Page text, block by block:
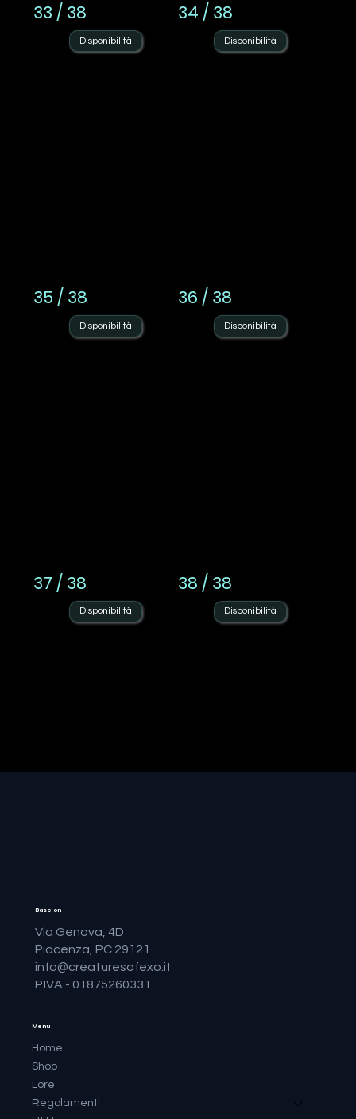
33 / 38
Disponibilità
34 / 38
Disponibilità
35 / 38
Disponibilità
36 / 38
Disponibilità
37 / 38
Disponibilità
38 / 38
Disponibilità
Via Genova, 4D
Piacenza, PC 29121
info@creaturesofexo.it
P.IVA - 01875260331
Base on
Menu
Home
Shop
Lore
Regolamenti